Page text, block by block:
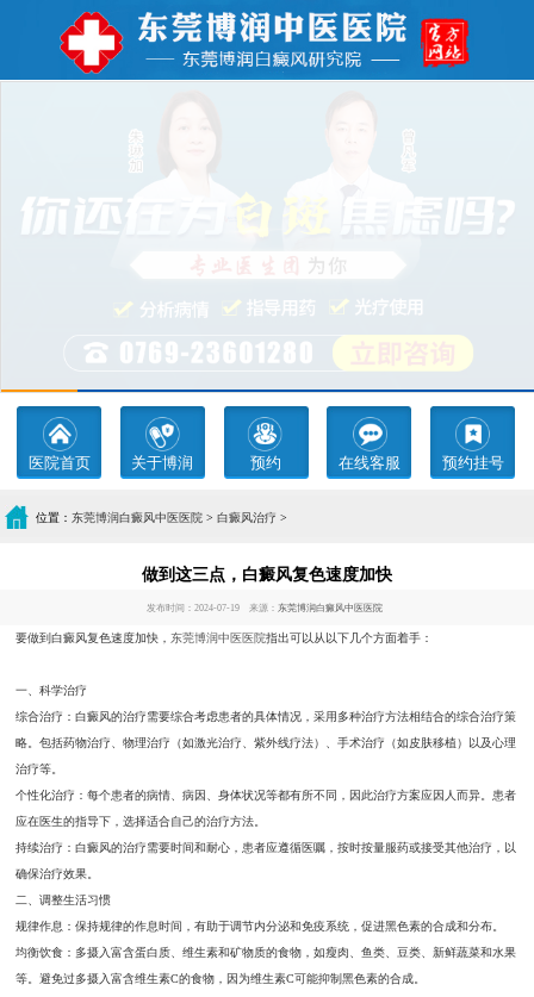
医院首页 关于博润 预约 在线客服 预约挂号
位置： 东莞博润白癜风中医医院 > 白癜风治疗 >
做到这三点，白癜风复色速度加快
发布时间：2024-07-19 来源： 东莞博润白癜风中医医院
要做到白癜风复色速度加快，东莞博润中医医院指出可以从以下几个方面着手：
一、科学治疗
综合治疗：白癜风的治疗需要综合考虑患者的具体情况，采用多种治疗方法相结合的综合治疗策
略。包括药物治疗、物理治疗（如激光治疗、紫外线疗法）、手术治疗（如皮肤移植）以及心理
治疗等。
个性化治疗：每个患者的病情、病因、身体状况等都有所不同，因此治疗方案应因人而异。患者
应在医生的指导下，选择适合自己的治疗方法。
持续治疗：白癜风的治疗需要时间和耐心，患者应遵循医嘱，按时按量服药或接受其他治疗，以
确保治疗效果。
二、调整生活习惯
规律作息：保持规律的作息时间，有助于调节内分泌和免疫系统，促进黑色素的合成和分布。
均衡饮食：多摄入富含蛋白质、维生素和矿物质的食物，如瘦肉、鱼类、豆类、新鲜蔬菜和水果
等。避免过多摄入富含维生素C的食物，因为维生素C可能抑制黑色素的合成。